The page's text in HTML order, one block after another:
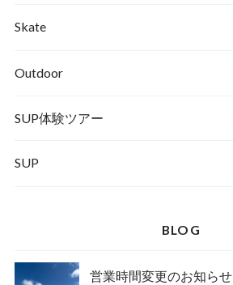
ACER
Turn Me On
KAYA
Wetsuits,Rush Guard
Winter Goods
Bc Gear
Goggle
Helmet
SOX
Winter Shoes
Other
Skate
Outdoor
Norrona
SUP体験ツアー
SUP
BLOG
営業時間変更のお知らせ